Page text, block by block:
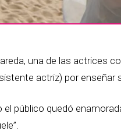
una de las actrices
actriz) por enseñar
el público quedó